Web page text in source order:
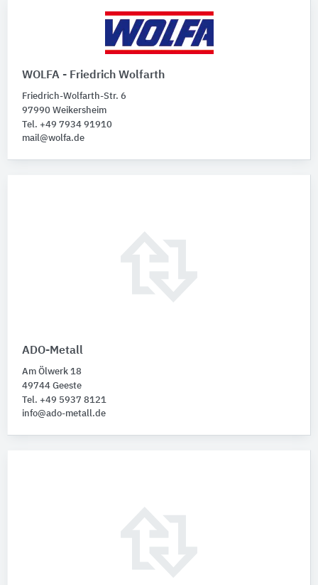
WOLFA - Friedrich Wolfarth
Friedrich-Wolfarth-Str. 6
97990 Weikersheim
Tel. +49 7934 91910
mail@wolfa.de
ADO-Metall
Am Ölwerk 18
49744 Geeste
Tel. +49 5937 8121
info@ado-metall.de